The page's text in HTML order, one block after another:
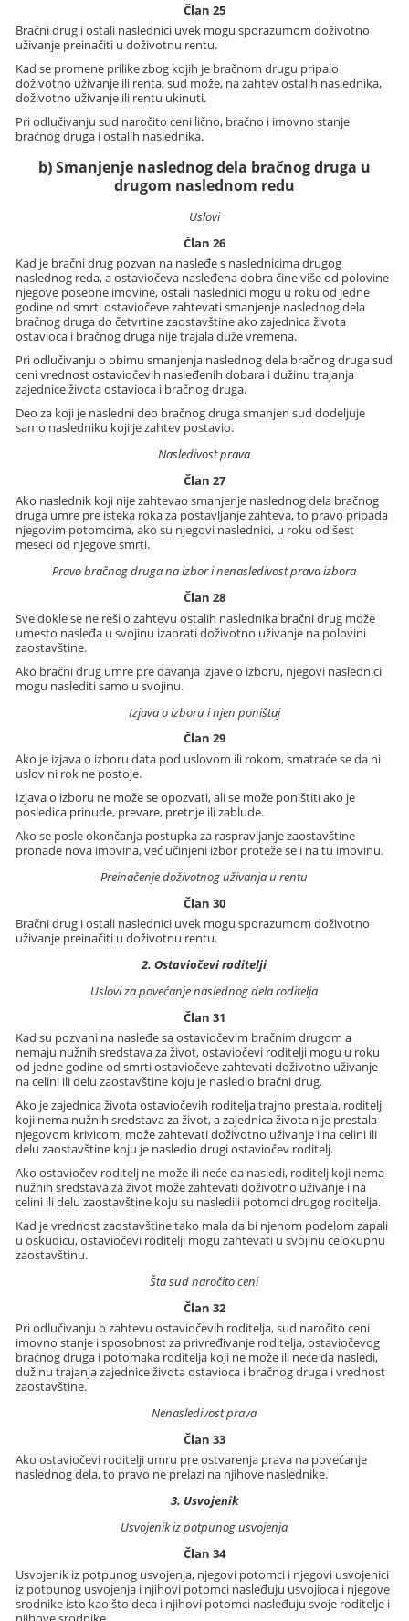
Član 25
Bračni drug i ostali naslednici uvek mogu sporazumom doživotno
uživanje preinačiti u doživotnu rentu.
Kad se promene prilike zbog kojih je bračnom drugu pripalo
doživotno uživanje ili renta, sud može, na zahtev ostalih naslednika,
doživotno uživanje ili rentu ukinuti.
Pri odlučivanju sud naročito ceni lično, bračno i imovno stanje
bračnog druga i ostalih naslednika.
b) Smanjenje naslednog dela bračnog druga u
drugom naslednom redu
Uslovi
Član 26
Kad je bračni drug pozvan na nasleđe s naslednicima drugog
naslednog reda, a ostaviočeva nasleđena dobra čine više od polovine
njegove posebne imovine, ostali naslednici mogu u roku od jedne
godine od smrti ostaviočeve zahtevati smanjenje naslednog dela
bračnog druga do četvrtine zaostavštine ako zajednica života
ostavioca i bračnog druga nije trajala duže vremena.
Pri odlučivanju o obimu smanjenja naslednog dela bračnog druga sud
ceni vrednost ostaviočevih nasleđenih dobara i dužinu trajanja
zajednice života ostavioca i bračnog druga.
Deo za koji je nasledni deo bračnog druga smanjen sud dodeljuje
samo nasledniku koji je zahtev postavio.
Nasledivost prava
Član 27
Ako naslednik koji nije zahtevao smanjenje naslednog dela bračnog
druga umre pre isteka roka za postavljanje zahteva, to pravo pripada
njegovim potomcima, ako su njegovi naslednici, u roku od šest
meseci od njegove smrti.
Pravo bračnog druga na izbor i nenasledivost prava izbora
Član 28
Sve dokle se ne reši o zahtevu ostalih naslednika bračni drug može
umesto nasleđa u svojinu izabrati doživotno uživanje na polovini
zaostavštine.
Ako bračni drug umre pre davanja izjave o izboru, njegovi naslednici
mogu naslediti samo u svojinu.
Izjava o izboru i njen poništaj
Član 29
Ako je izjava o izboru data pod uslovom ili rokom, smatraće se da ni
uslov ni rok ne postoje.
Izjava o izboru ne može se opozvati, ali se može poništiti ako je
posledica prinude, prevare, pretnje ili zablude.
Ako se posle okončanja postupka za raspravljanje zaostavštine
pronađe nova imovina, već učinjeni izbor proteže se i na tu imovinu.
Preinačenje doživotnog uživanja u rentu
Član 30
Bračni drug i ostali naslednici uvek mogu sporazumom doživotno
uživanje preinačiti u doživotnu rentu.
2. Ostaviočevi roditelji
Uslovi za povećanje naslednog dela roditelja
Član 31
Kad su pozvani na nasleđe sa ostaviočevim bračnim drugom a
nemaju nužnih sredstava za život, ostaviočevi roditelji mogu u roku
od jedne godine od smrti ostaviočeve zahtevati doživotno uživanje
na celini ili delu zaostavštine koju je nasledio bračni drug.
Ako je zajednica života ostaviočevih roditelja trajno prestala, roditelj
koji nema nužnih sredstava za život, a zajednica života nije prestala
njegovom krivicom, može zahtevati doživotno uživanje i na celini ili
delu zaostavštine koju je nasledio drugi ostaviočev roditelj.
Ako ostaviočev roditelj ne može ili neće da nasledi, roditelj koji nema
nužnih sredstava za život može zahtevati doživotno uživanje i na
celini ili delu zaostavštine koju su nasledili potomci drugog roditelja.
Kad je vrednost zaostavštine tako mala da bi njenom podelom zapali
u oskudicu, ostaviočevi roditelji mogu zahtevati u svojinu celokupnu
zaostavštinu.
Šta sud naročito ceni
Član 32
Pri odlučivanju o zahtevu ostaviočevih roditelja, sud naročito ceni
imovno stanje i sposobnost za privređivanje roditelja, ostaviočevog
bračnog druga i potomaka roditelja koji ne može ili neće da nasledi,
dužinu trajanja zajednice života ostavioca i bračnog druga i vrednost
zaostavštine.
Nenasledivost prava
Član 33
Ako ostaviočevi roditelji umru pre ostvarenja prava na povećanje
naslednog dela, to pravo ne prelazi na njihove naslednike.
3. Usvojenik
Usvojenik iz potpunog usvojenja
Član 34
Usvojenik iz potpunog usvojenja, njegovi potomci i njegovi usvojenici
iz potpunog usvojenja i njihovi potomci nasleđuju usvojioca i njegove
srodnike isto kao što deca i njihovi potomci nasleđuju svoje roditelje i